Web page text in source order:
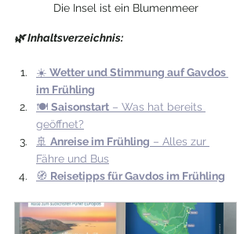
Die Insel ist ein Blumenmeer
🌿 Inhaltsverzeichnis:
☀️ Wetter und Stimmung auf Gavdos
im Frühling
🍽️ Saisonstart – Was hat bereits
geöffnet?
🚢 Anreise im Frühling – Alles zur
Fähre und Bus
🧭 Reisetipps für Gavdos im Frühling